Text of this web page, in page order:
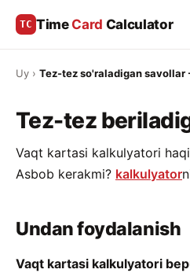
TC Time Card Calculator
Uy › Tez-tez so'raladigan
Tez-tez
Vaqt kartasi kalkulyatori
Asbob kerakmi? kalkulyator
Undan foydalanish
Vaqt kartasi kalkulyatori